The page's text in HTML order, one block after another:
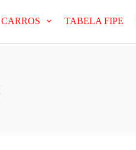
CARROS TABELA FIPE